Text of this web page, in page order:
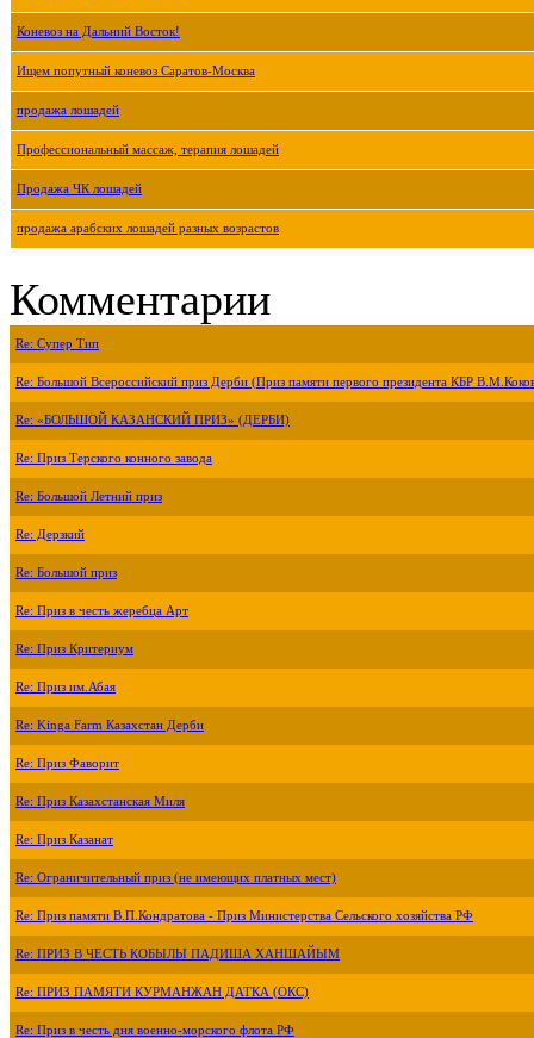
Коневоз на Дальний Восток!
Ищем попутный коневоз Саратов-Москва
продажа лошадей
Профессиональный массаж, терапия лошадей
Продажа ЧК лошадей
продажа арабских лошадей разных возрастов
Комментарии
Re: Супер Тип
Re: Большой Всероссийский приз Дерби (Приз памяти первого президента КБР
Re: «БОЛЬШОЙ КАЗАНСКИЙ ПРИЗ» (ДЕРБИ)
Re: Приз Терского конного завода
Re: Большой Летний приз
Re: Дерзкий
Re: Большой приз
Re: Приз в честь жеребца Арт
Re: Приз Критериум
Re: Приз им.Абая
Re: Kinga Farm Казахстан Дерби
Re: Приз Фаворит
Re: Приз Казахстанская Миля
Re: Приз Казанат
Re: Ограничительный приз (не имеющих платных мест)
Re: Приз памяти В.П.Кондратова - Приз Министерства Сельского хозяйства РФ
Re: ПРИЗ В ЧЕСТЬ КОБЫЛЫ ПАДИША ХАНШАЙЫМ
Re: ПРИЗ ПАМЯТИ КУРМАНЖАН ДАТКА (ОКС)
Re: Приз в честь дня военно-морского флота РФ